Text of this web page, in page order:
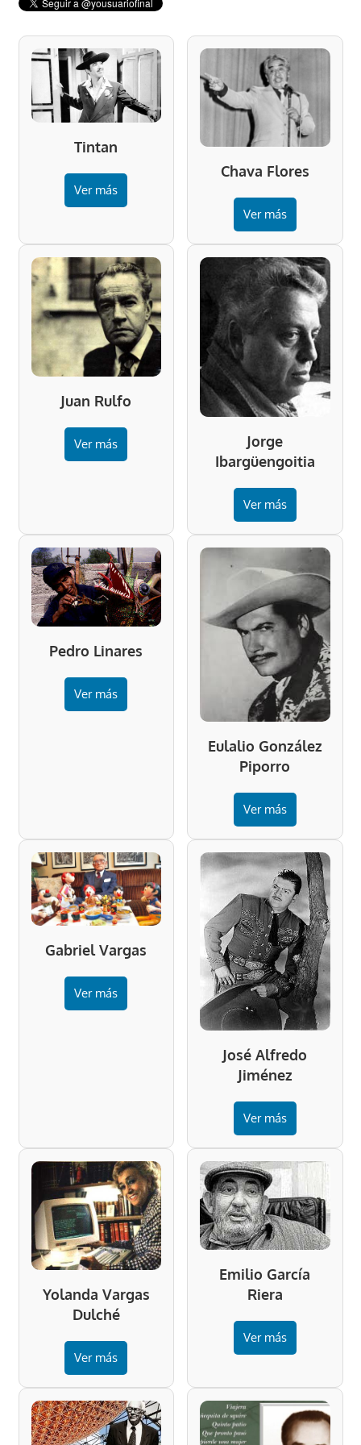
Tintan
Ver más
Chava Flores
Ver más
Juan Rulfo
Ver más
Jorge
Ibargüengoitia
Ver más
Pedro Linares
Ver más
Eulalio González
Piporro
Ver más
Gabriel Vargas
Ver más
José Alfredo
Jiménez
Ver más
Yolanda Vargas
Dulché
Ver más
Emilio García
Riera
Ver más